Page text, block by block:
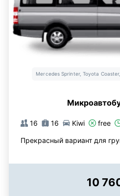
Mercedes Sprinter, Toyota
16 16 Kiwi free
Прекрасный вариант для
10